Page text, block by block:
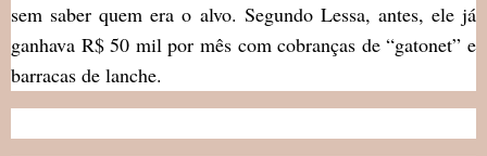
sem saber quem era o alvo. Segundo Lessa, antes, ele já
ganhava R$ 50 mil por mês com cobranças de “gatonet” e
barracas de lanche.